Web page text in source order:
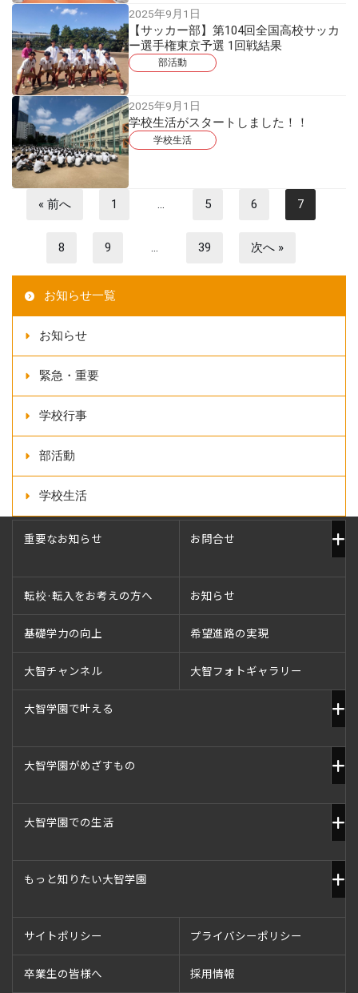
2025年9月1日
【サッカー部】第104回全国高校サッカ
ー選手権東京予選 1回戦結果
部活動
2025年9月1日
学校生活がスタートしました！！
学校生活
« 前へ 1 … 5 6 7
8 9 … 39 次へ »
お知らせ一覧
お知らせ
緊急・重要
学校行事
部活動
学校生活
重要なお知らせ お問合せ
転校·転入をお考えの方へ お知らせ
基礎学力の向上 希望進路の実現
大智チャンネル 大智フォトギャラリー
大智学園で叶える
大智学園がめざすもの
大智学園での生活
もっと知りたい大智学園
サイトポリシー プライバシーポリシー
卒業生の皆様へ 採用情報